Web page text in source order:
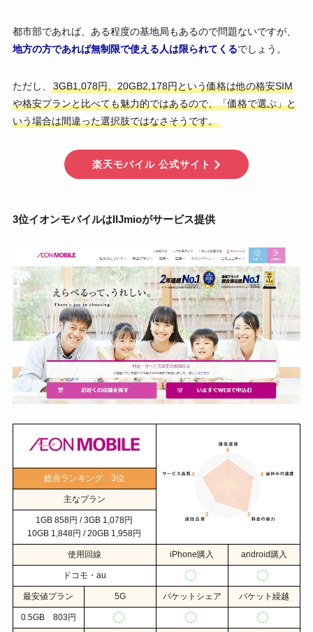
都市部であれば、ある程度の基地局もあるので問題ないですが、
地方の方であれば無制限で使える人は限られてくるでしょう。
ただし、
3GB1,078円、20GB2,178円という価格は他の格安SIM
や格安プランと比べても魅力的ではあるので、「価格で選ぶ」と
いう場合は間違った選択肢ではなさそうです。
楽天モバイル 公式サイト
3位イオンモバイルはIIJmioがサービス提供
総合ランキング 3位
主なプラン
1GB 858円 / 3GB 1,078円
10GB 1,848円 / 20GB 1,958円
使用回線 iPhone購入 android購入
ドコモ・au
最安値プラン 5G パケットシェア パケット繰越
0.5GB 803円